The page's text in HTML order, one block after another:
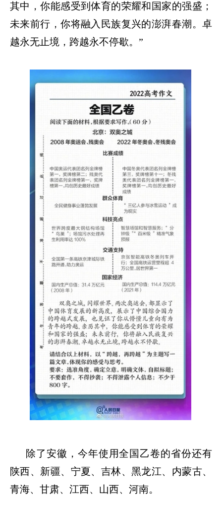
其中，你能感受到体育的荣耀和国家的强盛；
未来前行，你将融入民族复兴的澎湃春潮。卓
越永无止境，跨越永不停歇。 ”
除了安徽，今年使用全国乙卷的省份还有
陕西、新疆、宁夏、吉林、黑龙江、内蒙古、
青海、甘肃、江西、山西、河南。